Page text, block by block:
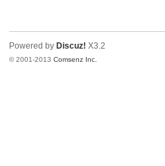
Powered by Discuz! X3.2
© 2001-2013Comsenz Inc.